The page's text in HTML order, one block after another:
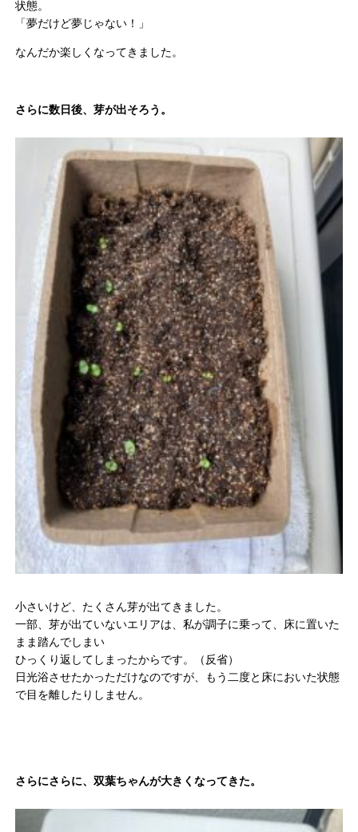
状態。
「夢だけど夢じゃない！」
なんだか楽しくなってきました。
さらに数日後、芽が出そろう。
小さいけど、たくさん芽が出てきました。
一部、芽が出ていないエリアは、私が調子に乗って、床に置いた
まま踏んでしまい
ひっくり返してしまったからです。（反省）
日光浴させたかっただけなのですが、もう二度と床においた状態
で目を離したりしません。
さらにさらに、双葉ちゃんが大きくなってきた。